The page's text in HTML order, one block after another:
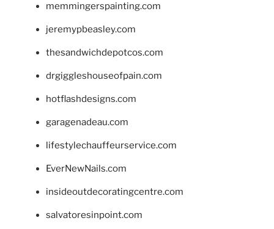
memmingerspainting.com
jeremypbeasley.com
thesandwichdepotcos.com
drgiggleshouseofpain.com
hotflashdesigns.com
garagenadeau.com
lifestylechauffeurservice.com
EverNewNails.com
insideoutdecoratingcentre.com
salvatoresinpoint.com